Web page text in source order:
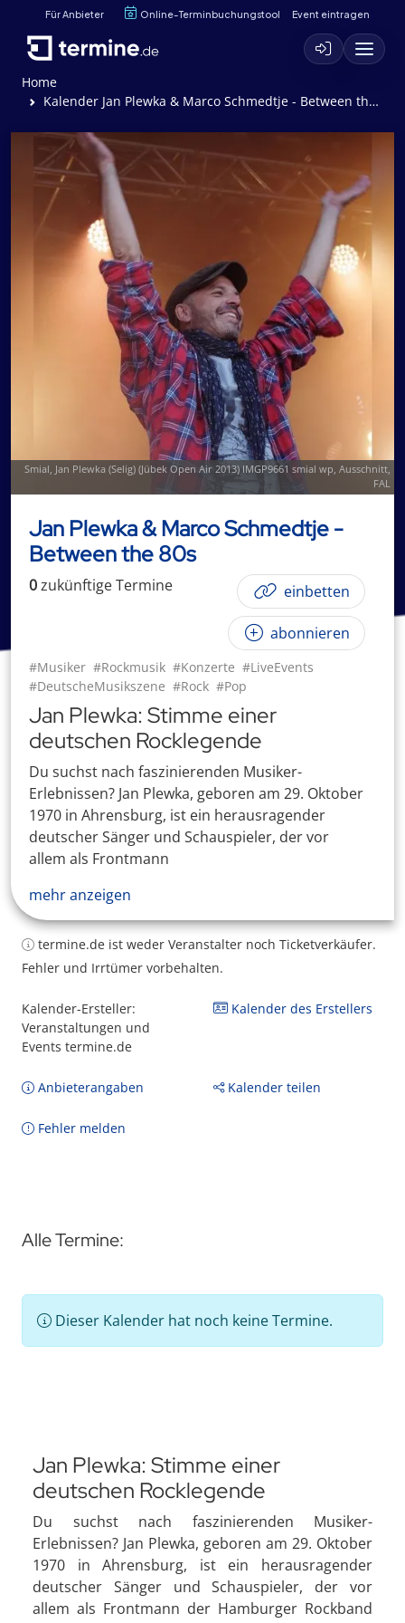
Für Anbieter Online-Terminbuchungstool Event eintragen
Home
Kalender Jan Plewka & Marco Schmedtje - Between the 80s
Smial, Jan Plewka (Selig) (Jübek Open Air 2013) IMGP9661 smial wp, Ausschnitt,
FAL
Jan Plewka & Marco Schmedtje -
Between the 80s
0zukünftigeTermine einbetten
abonnieren
#Musiker #Rockmusik #Konzerte #LiveEvents
#DeutscheMusikszene #Rock #Pop
Jan Plewka: Stimme einer
deutschen Rocklegende
Du suchst nach faszinierenden Musiker-
Erlebnissen? Jan Plewka, geboren am 29. Oktober
1970 in Ahrensburg, ist ein herausragender
deutscher Sänger und Schauspieler, der vor
allem als Frontmann
mehr anzeigen
termine.de ist weder Veranstalter noch Ticketverkäufer.
Fehler und Irrtümer vorbehalten.
Kalender-Ersteller:
Veranstaltungen und
Events termine.de
Kalender des Erstellers
Anbieterangaben Kalender teilen
Fehler melden
Alle Termine:
Dieser Kalender hat noch keine Termine.
Jan Plewka: Stimme einer
deutschen Rocklegende
Du suchst nach faszinierenden Musiker-
Erlebnissen? Jan Plewka, geboren am 29. Oktober
1970 in Ahrensburg, ist ein herausragender
deutscher Sänger und Schauspieler, der vor
allem als Frontmann der Hamburger Rockband